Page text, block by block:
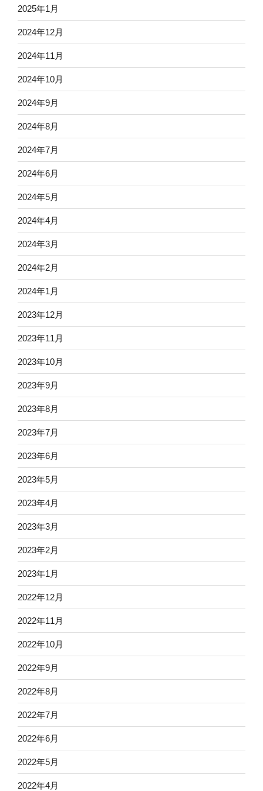
2025年1月
2024年12月
2024年11月
2024年10月
2024年9月
2024年8月
2024年7月
2024年6月
2024年5月
2024年4月
2024年3月
2024年2月
2024年1月
2023年12月
2023年11月
2023年10月
2023年9月
2023年8月
2023年7月
2023年6月
2023年5月
2023年4月
2023年3月
2023年2月
2023年1月
2022年12月
2022年11月
2022年10月
2022年9月
2022年8月
2022年7月
2022年6月
2022年5月
2022年4月